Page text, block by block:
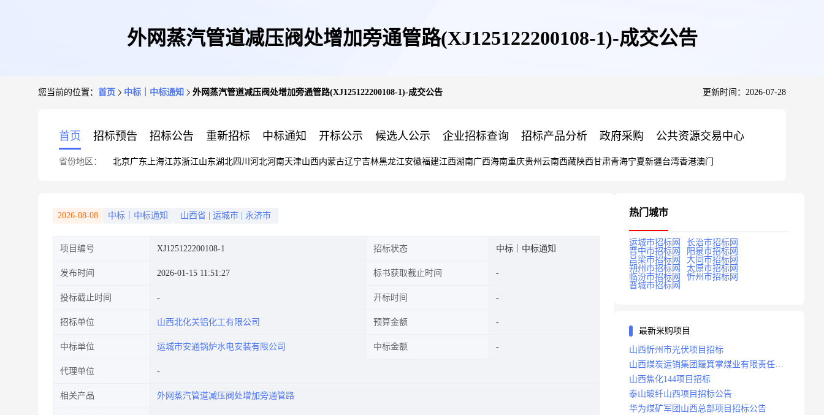
外网蒸汽管道减压阀处增加旁通管路(XJ125122200108-1)-成交公告
您当前的位置： 首页 中标｜中标通知 外网蒸汽管道减压阀处增加旁通管路(XJ125122200108-1)-成交公告 更新时间：2026-07-28
首页 招标预告 招标公告 重新招标 中标通知 开标公示 候选人公示 企业招标查询 招标产品分析 政府采购 公共资源交易中心
省份地区： 北京广东 上海江苏浙江山东湖北四川 河北河南天津山西内蒙古辽宁吉林黑龙江安徽福建江西湖南广西海南重庆贵州 云南西藏陕西甘肃青海宁夏新疆台湾香港澳门
2026-08-08 中标｜中标通知 山西省 运城市 永济市
项目编号 XJ125122200108-1 招标状态 中标｜中标通知
发布时间 2026-01-15 11:51:27 标书获取截止时间
投标截止时间 开标时间
招标单位 山西北化关铝化工有限公司 预算金额
中标单位 运城市安通锅炉水电安装有限公司 中标金额
代理单位
相关产品 外网蒸汽管道减压阀处增加旁通管路
热门城市
运城市招标网
长治市招标网
晋中市招标网
阳泉市招标网
吕梁市招标网
大同市招标网
朔州市招标网
太原市招标网
临汾市招标网
忻州市招标网
晋城市招标网
最新采购项目
山西忻州市光伏项目招标
山西煤炭运销集团簸箕掌煤业有限责任公
司井田地面三维地震勘探项目招标
山西焦化144项目招标
泰山玻纤山西项目招标公告
华为煤矿军团山西总部项目招标公告